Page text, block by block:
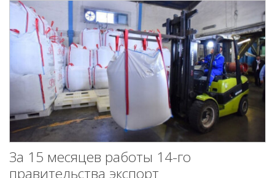
За 15 месяцев работы 14-го
правительства экспорт